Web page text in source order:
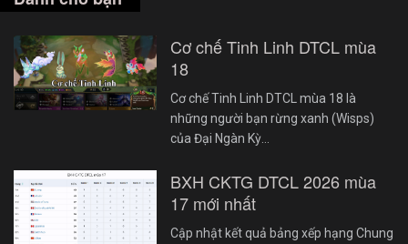
Cơ chế Tinh Linh DTCL mùa
18
Cơ chế Tinh Linh DTCL mùa 18 là
những người bạn rừng xanh (Wisps)
của Đại Ngàn Kỳ…
BXH CKTG DTCL 2026 mùa
17 mới nhất
Cập nhật kết quả bảng xếp hạng Chung